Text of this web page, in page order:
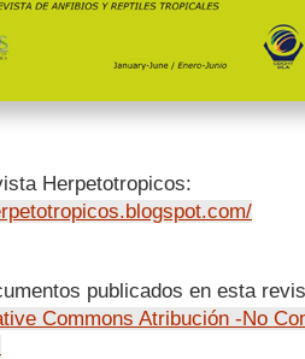
Herpetotropicos:
publicados en esta
Commons Atribución -No